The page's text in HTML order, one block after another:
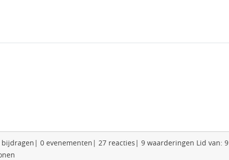
bijdragen| 0 evenementen| 27 reacties| 9 waarderingen Lid van: 9